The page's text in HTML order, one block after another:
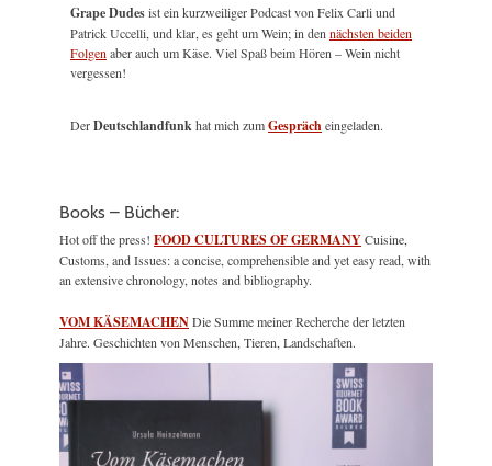
Grape Dudesist ein kurzweiliger Podcast von Felix Carli und
Patrick Uccelli, und klar, es geht um Wein; in den nächsten beiden
Folgen aber auch um Käse. Viel Spaß beim Hören – Wein nicht
vergessen!
DerDeutschlandfunkhat mich zumGesprächeingeladen.
Books – Bücher:
Hot off the press! FOOD CULTURES OF GERMANYCuisine,
Customs, and Issues: a concise, comprehensible and yet easy read, with
an extensive chronology, notes and bibliography.
VOM KÄSEMACHENDie Summe meiner Recherche der letzten
Jahre. Geschichten von Menschen, Tieren, Landschaften.